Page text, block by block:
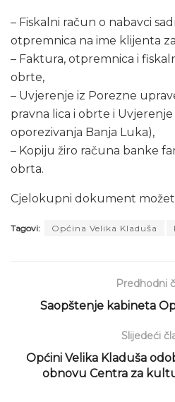
– Fiskalni račun o nabavci
otpremnica na ime klijenta
– Faktura, otpremnica i
obrte,
– Uvjerenje iz Porezne
pravna lica i obrte i
oporezivanja Banja Luka),
– Kopiju žiro računa banke
obrta.
Cjelokupni dokument
Tagovi: Općina Velika Kladuša
Predhodni
Saopštenje kabineta
Slijedeći
Općini Velika Kladuša
obnovu Centra za